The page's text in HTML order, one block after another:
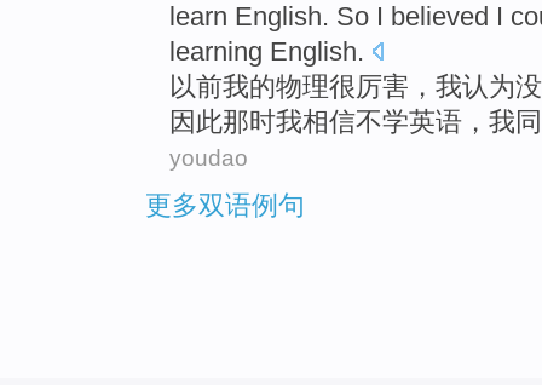
learn English. So I believed I
learning English.
以前我的物理很厉害 ，我认为
因此那时我相信不学英语，我
youdao
更多双语例句